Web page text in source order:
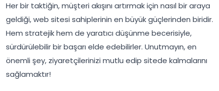
Her bir taktiğin, müşteri akışını artırmak için nasıl bir araya
geldiği, web sitesi sahiplerinin en büyük güçlerinden biridir.
Hem stratejik hem de yaratıcı düşünme becerisiyle,
sürdürülebilir bir başarı elde edebilirler. Unutmayın, en
önemli şey, ziyaretçilerinizi mutlu edip sitede kalmalarını
sağlamaktır!